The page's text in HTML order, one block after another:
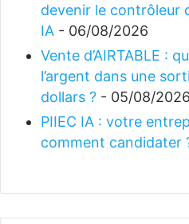
devenir le contrôleur
IA - 06/08/2026
Vente d’AIRTABLE :
l’argent dans une
dollars ? - 05/08/2026
PIIEC IA : votre
comment candidater